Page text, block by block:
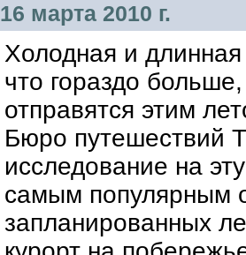
16 марта 2010 г.
Холодная и
что гораздо
отправятся этим
Бюро путешествий
исследование на
самым популярным
запланированных